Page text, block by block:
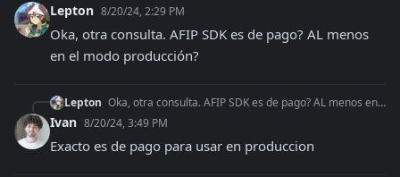
Lepton 8/20/24, 2:29 PM
Oka, otra consulta. AFIP SDK es de pago? AL menos
en el modo producción?
Lepton Oka, otra consulta. AFIP SDK es de pago? AL menos en el modo producción?
Ivan 8/20/24, 3:49 PM
Exacto es de pago para usar en produccion